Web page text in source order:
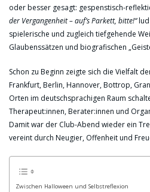
oder besser gesagt: gespenstisch-
der Vergangenheit – auf’s Parkett, bitte!“lud
spielerische und zugleich tiefgehende
Glaubenssätzen und biografischen
Schon zu Beginn zeigte sich die Vielfalt
Frankfurt, Berlin, Hannover, Bottrop,
Orten im deutschsprachigen Raum
Therapeut:innen, Berater:innen und
Damit war der Club-Abend wieder ein
vereint durch Neugier, Offenheit und
Zwischen Halloween und Selbstreflexion